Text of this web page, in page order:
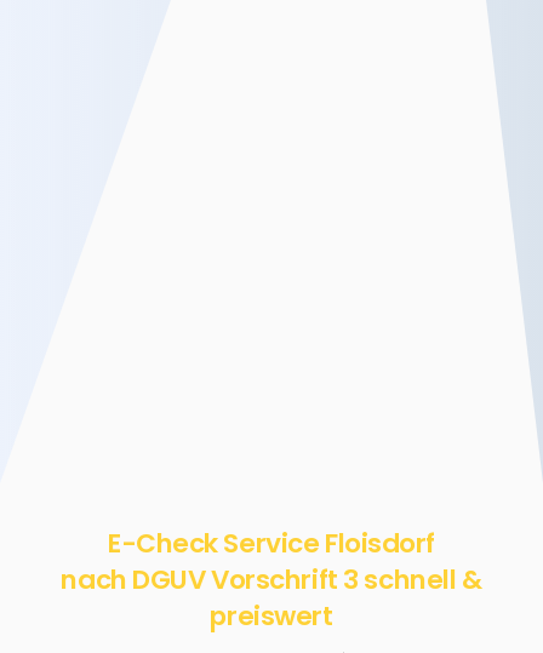
E-Check Service Floisdorf
nach DGUV Vorschrift 3 schnell &
preiswert